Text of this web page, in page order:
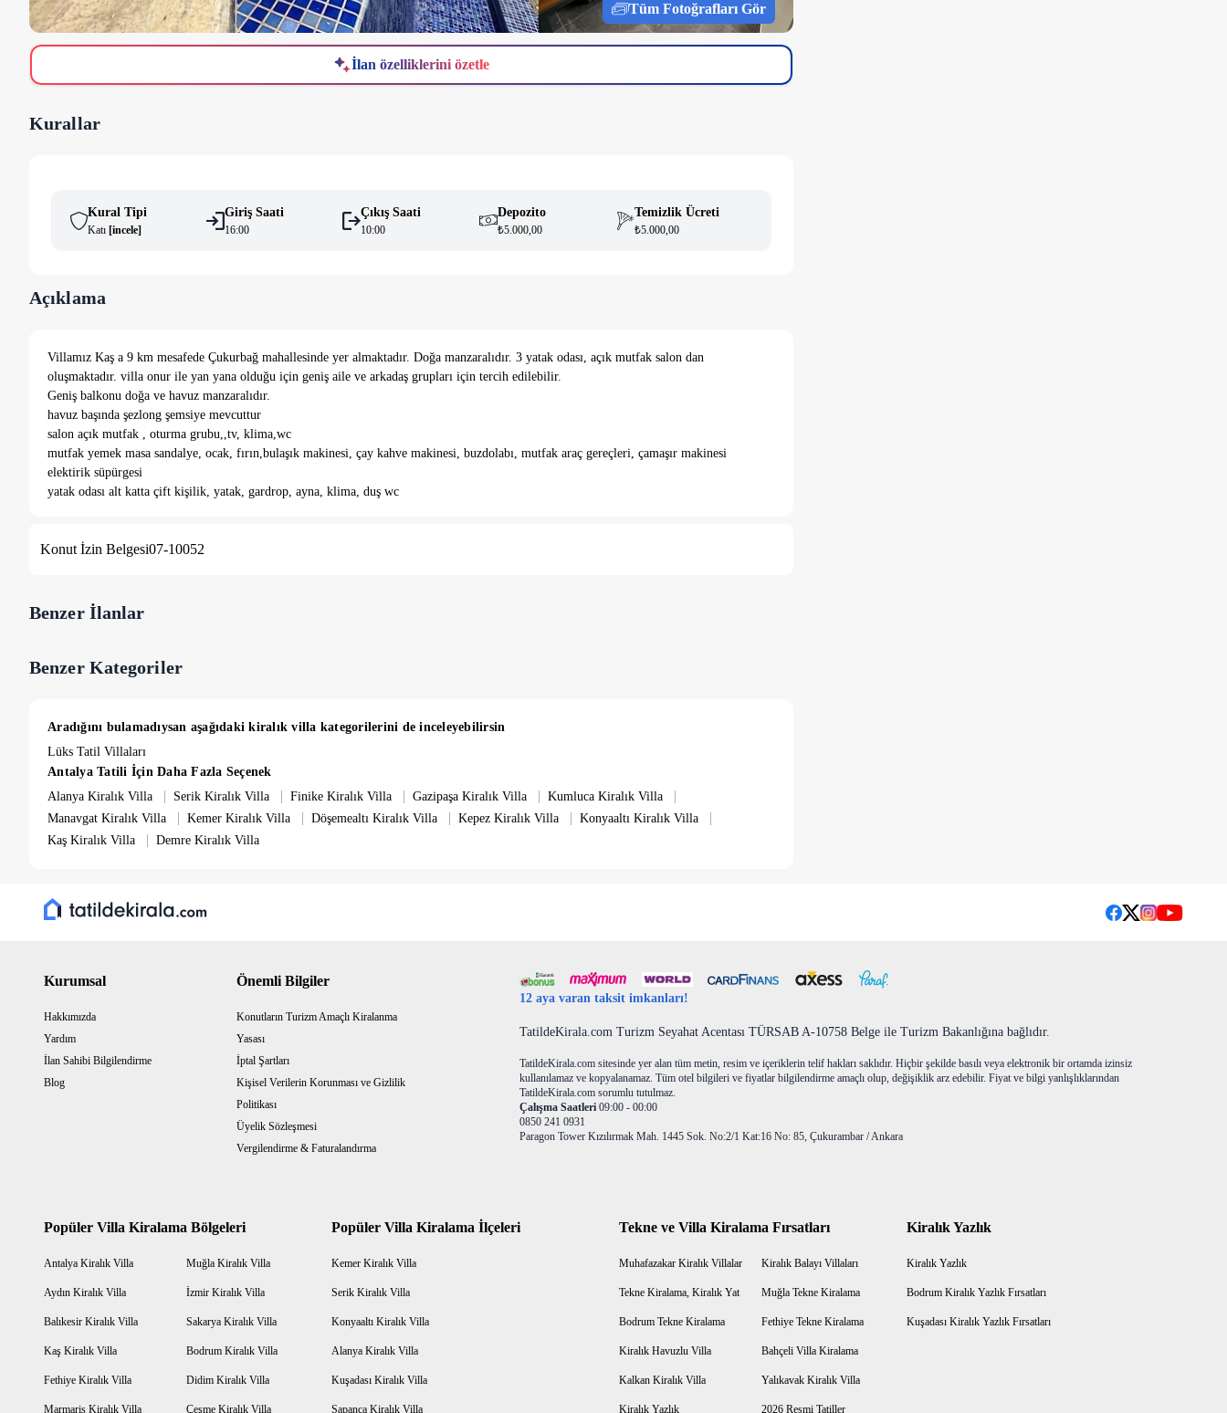
Tüm Fotoğrafları Gör
İlan özelliklerini özetle
Kurallar
Kural Tipi
Katı [i̇ncele]
Giriş Saati
16:00
Çıkış Saati
10:00
Depozito
₺5.000,00
Temizlik Ücreti
₺5.000,00
Açıklama
Villamız Kaş a 9 km mesafede Çukurbağ mahallesinde yer almaktadır. Doğa manzaralıdır. 3 yatak odası, açık mutfak salon dan
oluşmaktadır. villa onur ile yan yana olduğu için geniş aile ve arkadaş grupları için tercih edilebilir.
Geniş balkonu doğa ve havuz manzaralıdır.
havuz başında şezlong şemsiye mevcuttur
salon açık mutfak , oturma grubu,,tv, klima,wc
mutfak yemek masa sandalye, ocak, fırın,bulaşık makinesi, çay kahve makinesi, buzdolabı, mutfak araç gereçleri, çamaşır makinesi
elektirik süpürgesi
yatak odası alt katta çift kişilik, yatak, gardrop, ayna, klima, duş wc
Bahçede barbekü
Konut İzin Belgesi07-10052
Benzer İlanlar
Benzer Kategoriler
Aradığını bulamadıysan aşağıdaki kiralık villa kategorilerini de inceleyebilirsin
Lüks Tatil Villaları
Antalya Tatili İçin Daha Fazla Seçenek
Alanya Kiralık Villa
| Serik Kiralık Villa | Finike Kiralık Villa | Gazipaşa Kiralık Villa | Kumluca Kiralık Villa |
Manavgat Kiralık Villa | Kemer Kiralık Villa | Döşemealtı Kiralık Villa | Kepez Kiralık Villa | Konyaaltı Kiralık Villa |
Kaş Kiralık Villa | Demre Kiralık Villa
Kurumsal
Hakkımızda
Yardım
İlan Sahibi Bilgilendirme
Blog
Önemli Bilgiler
Konutların Turizm Amaçlı Kiralanma
Yasası
İptal Şartları
Kişisel Verilerin Korunması ve Gizlilik
Politikası
Üyelik Sözleşmesi
Vergilendirme & Faturalandırma
12 aya varan taksit imkanları!
TatildeKirala.com Turizm Seyahat Acentası TÜRSAB A-10758 Belge ile Turizm Bakanlığına bağlıdır.
TatildeKirala.com sitesinde yer alan tüm metin, resim ve içeriklerin telif hakları saklıdır. Hiçbir şekilde basılı veya elektronik bir ortamda izinsiz
kullanılamaz ve kopyalanamaz. Tüm otel bilgileri ve fiyatlar bilgilendirme amaçlı olup, değişiklik arz edebilir. Fiyat ve bilgi yanlışlıklarından
TatildeKirala.com sorumlu tutulmaz.
Çalışma Saatleri 09:00 - 00:00
0850 241 0931
Paragon Tower Kızılırmak Mah. 1445 Sok. No:2/1 Kat:16 No: 85, Çukurambar / Ankara
Popüler Villa Kiralama Bölgeleri
Antalya Kiralık Villa Muğla Kiralık Villa
Aydın Kiralık Villa İzmir Kiralık Villa
Balıkesir Kiralık Villa Sakarya Kiralık Villa
Kaş Kiralık Villa Bodrum Kiralık Villa
Fethiye Kiralık Villa Didim Kiralık Villa
Marmaris Kiralık Villa Çeşme Kiralık Villa
Popüler Villa Kiralama İlçeleri
Kemer Kiralık Villa
Serik Kiralık Villa
Konyaaltı Kiralık Villa
Alanya Kiralık Villa
Kuşadası Kiralık Villa
Sapanca Kiralık Villa
Tekne ve Villa Kiralama Fırsatları
Muhafazakar Kiralık Villalar Kiralık Balayı Villaları
Tekne Kiralama, Kiralık Yat Muğla Tekne Kiralama
Bodrum Tekne Kiralama Fethiye Tekne Kiralama
Kiralık Havuzlu Villa Bahçeli Villa Kiralama
Kalkan Kiralık Villa Yalıkavak Kiralık Villa
Kiralık Yazlık 2026 Resmi Tatiller
Kiralık Yazlık
Kiralık Yazlık
Bodrum Kiralık Yazlık Fırsatları
Kuşadası Kiralık Yazlık Fırsatları